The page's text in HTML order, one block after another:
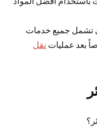
تشمل جميع خدمات
بعد عمليات نقل